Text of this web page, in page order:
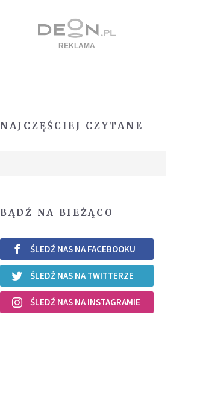
NAJCZĘŚCIEJ CZYTANE
BĄDŹ NA BIEŻĄCO
ŚLEDŹ NAS NA FACEBOOKU
ŚLEDŹ NAS NA TWITTERZE
ŚLEDŹ NAS NA INSTAGRAMIE